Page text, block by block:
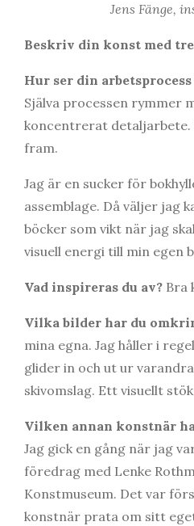
Jens Fänge,
Beskriv din konst med
Hur ser din arbetsprocess
Själva processen rymmer
koncentrerat detaljarbete.
fram.
Jag är en sucker för
assemblage. Då väljer jag
böcker som vikt när jag
visuell energi till min egen
Vad inspireras du av? Bra
Vilka bilder har du
mina egna. Jag håller i
glider in och ut ur
skivomslag. Ett visuellt
Vilken annan konstnär
Jag gick en gång när jag
föredrag med Lenke
Konstmuseum. Det var
konstnär prata om sitt